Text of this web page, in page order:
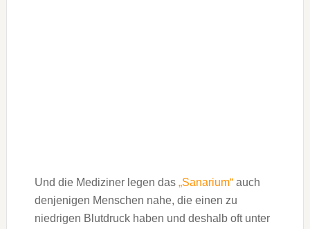
Und die Mediziner legen das „Sanarium“auch
denjenigen Menschen nahe, die einen zu
niedrigen Blutdruck haben und deshalb oft unter